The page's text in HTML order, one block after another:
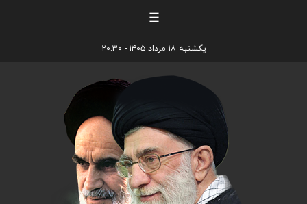
☰
یکشنبه ۱۸ مرداد ۱۴۰۵ - ۲۰:۳۰